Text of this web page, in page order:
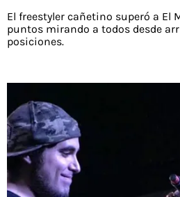
El freestyler cañetino superó a El
puntos mirando a todos desde
posiciones.